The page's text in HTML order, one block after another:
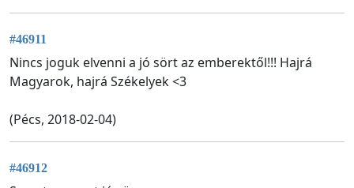
#46911
Nincs joguk elvenni a jó sört az emberektől!!! Hajrá
Magyarok, hajrá Székelyek <3
(Pécs, 2018-02-04)
#46912